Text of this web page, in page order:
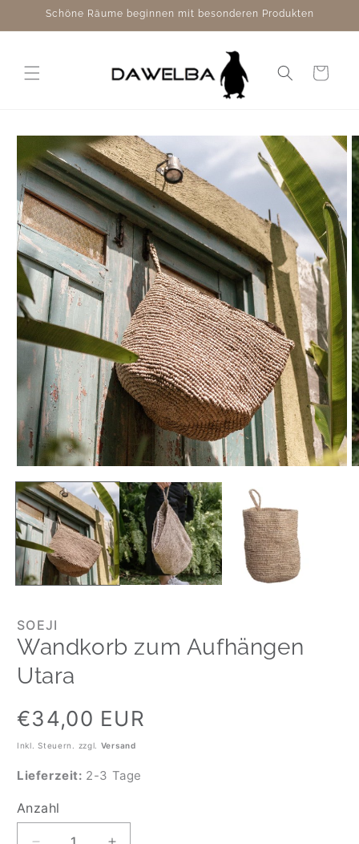
zum
Inhalt
Schöne Räume beginnen mit besonderen Produkten
Warenkorb
SOEJI
Wandkorb zum Aufhängen
Utara
Normaler
Preis
€34,00 EUR
Inkl. Steuern. zzgl. Versand
Lieferzeit: 2-3 Tage
Anzahl
Anzahl